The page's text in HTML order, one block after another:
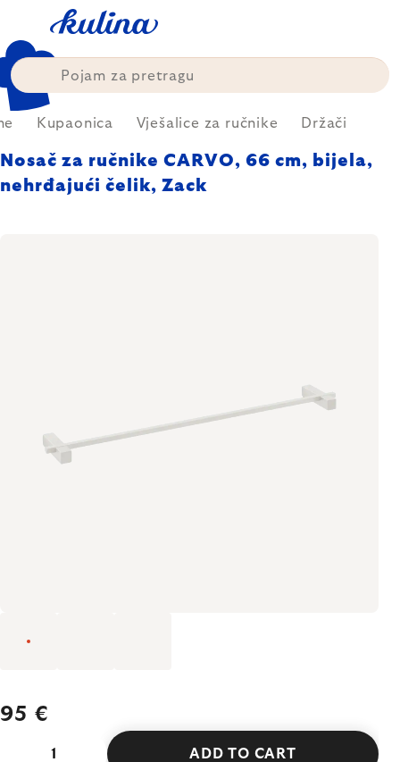
content
Kupaonica Vješalice za ručnike Držači
Nosač za ručnike CARVO, 66 cm, bijela,
nehrđajući čelik, Zack
95 €
ADD TO CART